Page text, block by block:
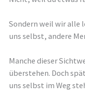
Sondern weil wir alle
uns selbst, andere
Manche dieser
überstehen. Doch
uns selbst im Weg